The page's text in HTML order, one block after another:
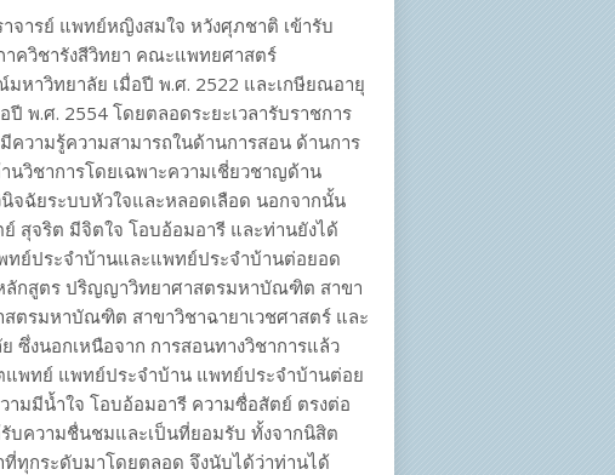
าจารย์ แพทย์หญิงสมใจ หวังศุภชาติ เข้ารับ
าควิชารังสีวิทยา คณะแพทยศาสตร์
มหาวิทยาลัย เมื่อปี พ.ศ. 2522 และเกษียณอายุ
ปี พ.ศ. 2554 โดยตลอดระยะเวลารับราชการ
ความรู้ความสามารถในด้านการสอน ด้านการ
นวิชาการโดยเฉพาะความเชี่ยวชาญด้าน
นิจฉัยระบบหัวใจและหลอดเลือด นอกจากนั้น
สุจริต มีจิตใจ โอบอ้อมอารี และท่านยังได้
ทย์ประจำบ้านและแพทย์ประจำบ้านต่อยอด
ลักสูตร ปริญญาวิทยาศาสตรมหาบัณฑิต สาขา
ตรมหาบัณฑิต สาขาวิชาฉายาเวชศาสตร์ และ
ซึ่งนอกเหนือจาก การสอนทางวิชาการแล้ว
พทย์ แพทย์ประจำบ้าน แพทย์ประจำบ้านต่อย
มมีน้ำใจ โอบอ้อมอารี ความซื่อสัตย์ ตรงต่อ
รับความชื่นชมและเป็นที่ยอมรับ ทั้งจากนิสิต
ทุกระดับมาโดยตลอด จึงนับได้ว่าท่านได้